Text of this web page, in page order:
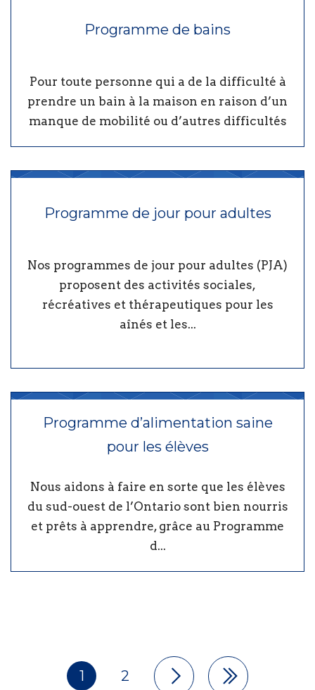
Programme de bains
Pour toute personne qui a de la difficulté à
prendre un bain à la maison en raison d’un
manque de mobilité ou d’autres difficultés
Programme de jour pour adultes
Nos programmes de jour pour adultes (PJA)
proposent des activités sociales,
récréatives et thérapeutiques pour les
aînés et les...
Programme d’alimentation saine
pour les élèves
Nous aidons à faire en sorte que les élèves
du sud-ouest de l’Ontario sont bien nourris
et prêts à apprendre, grâce au Programme
d...
1 2